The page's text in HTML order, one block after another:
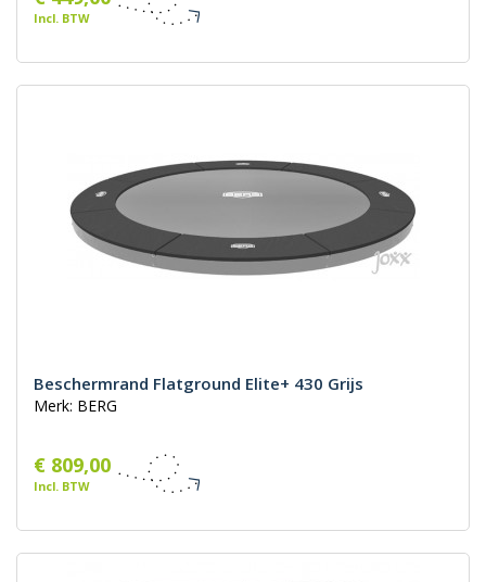
Incl. BTW
Beschermrand Flatground Elite+ 430 Grijs
Merk: BERG
€ 809,00
Incl. BTW